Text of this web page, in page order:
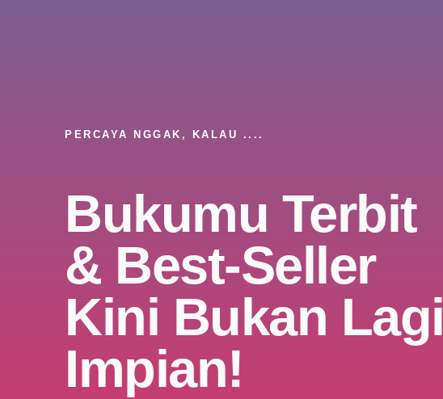
PERCAYA NGGAK, KALAU ....
Bukumu Terbit
& Best-Seller
Kini Bukan Lagi
Impian!